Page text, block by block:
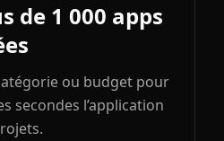
de 1 000 apps
ou budget pour
secondes l’application